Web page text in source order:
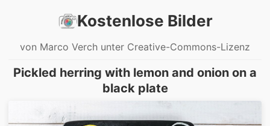
Kostenlose Bilder
von Marco Verch unter Creative-Commons-Lizenz
Pickled herring with lemon and onion on a
black plate